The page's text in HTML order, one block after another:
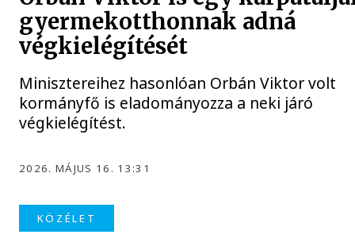
gyermekotthonnak adná
végkielégítését
Minisztereihez hasonlóan Orbán Viktor volt
kormányfő is eladományozza a neki járó
végkielégítést.
2026. MÁJUS 16. 13:31
KÖZÉLET